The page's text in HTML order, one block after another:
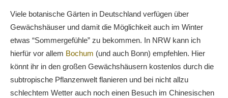
Viele botanische Gärten in Deutschland verfügen über
Gewächshäuser und damit die Möglichkeit auch im Winter
etwas “Sommergefühle” zu bekommen. In NRW kann ich
hierfür vor allem Bochum (und auch Bonn) empfehlen. Hier
könnt ihr in den großen Gewächshäusern kostenlos durch die
subtropische Pflanzenwelt flanieren und bei nicht allzu
schlechtem Wetter auch noch einen Besuch im Chinesischen